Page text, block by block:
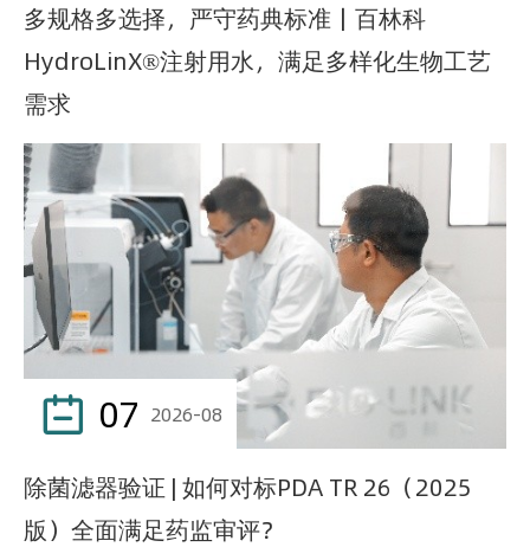
多规格多选择，严守药典标准｜百林科
HydroLinX®注射用水，满足多样化生物工艺
需求
 07 2026-08
除菌滤器验证 | 如何对标PDA TR 26（2025
版）全面满足药监审评？